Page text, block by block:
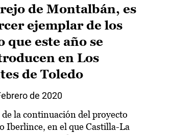
de Montalbán, es
ejemplar de los
que este año se
en Los
de Toledo
de 2020
la continuación del proyecto
Iberlince, en el que Castilla-La